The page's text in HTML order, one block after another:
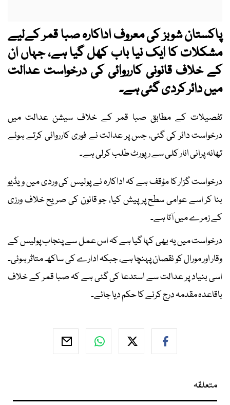
پاکستان شوبز کی معروف اداکارہ صبا قمر کےلیے
مشکلات کا ایک نیا باب کھل گیا ہے، جہاں ان
کے خلاف قانونی کارروائی کی درخواست عدالت
میں دائر کردی گئی ہے۔
تفصیلات کے مطابق صبا قمر کے خلاف سیشن عدالت میں
درخواست دائر کی گئی، جس پر عدالت نے فوری کارروائی کرتے ہوئے
تھانہ پرانی انار کلی سے رپورٹ طلب کرلی ہے۔
درخواست گزار کا مؤقف ہے کہ اداکارہ نے پولیس کی وردی میں ویڈیو
بنا کر اسے عوامی سطح پر پیش کیا، جو قانون کی صریح خلاف ورزی
کے زمرے میں آتا ہے۔
درخواست میں یہ بھی کہا گیا ہے کہ اس عمل سے پنجاب پولیس کے
وقار اور مورال کو نقصان پہنچا ہے، جبکہ ادارے کی ساکھ متاثر ہوئی۔
اسی بنیاد پر عدالت سے استدعا کی گئی ہے کہ صبا قمر کے خلاف
باقاعدہ مقدمہ درج کرنے کا حکم دیا جائے۔
متعلقہ